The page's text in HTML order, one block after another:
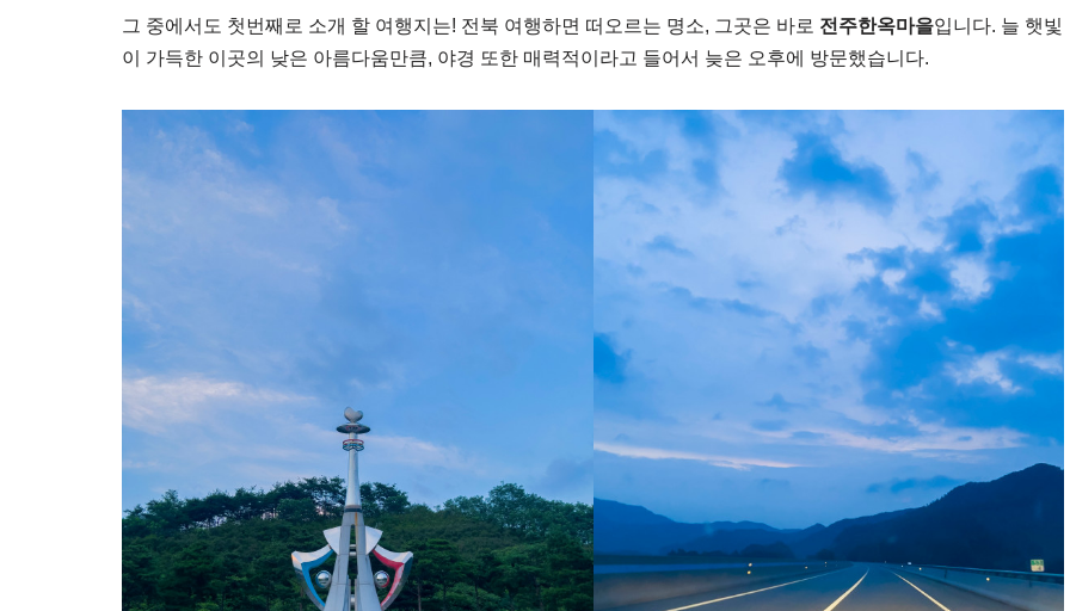
그 중에서도 첫번째로 소개 할 여행지는! 전북 여행하면 떠오르는 명소, 그곳은 바로 전주한옥마을입니다. 늘 햇빛
이 가득한 이곳의 낮은 아름다움만큼, 야경 또한 매력적이라고 들어서 늦은 오후에 방문했습니다.